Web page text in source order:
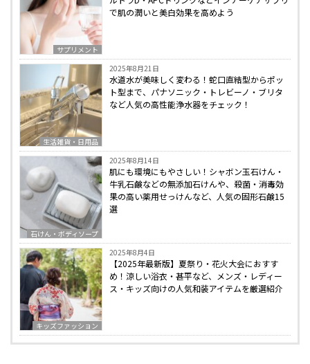
サプリメント
で肌の潤いと美白効果を高めよう
生活雑貨・日用品
2025年8月21日
水道水が美味しく変わる！蛇口直結型からポッ
ト型まで、パナソニック・トレビーノ・ブリタ
など人気の高性能浄水器をチェック！
石けん・ボディソープ
2025年8月14日
肌にも環境にもやさしい！シャボン玉石けん・
牛乳石鹸などの無添加石けんや、殺菌・消毒効
果の高い薬用せっけんなど、人気の固形石鹸15
選
キッズファッション
2025年8月4日
【2025年最新版】夏祭り・花火大会におすす
め！涼しい浴衣・甚平など、メンズ・レディー
ス・キッズ向けの人気和装アイテムを厳選紹介